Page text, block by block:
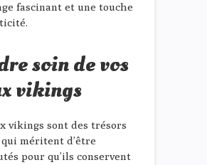
fascinant et une touche
soin de vos
vikings
vikings sont des trésors
méritent d’être
pour qu’ils conservent